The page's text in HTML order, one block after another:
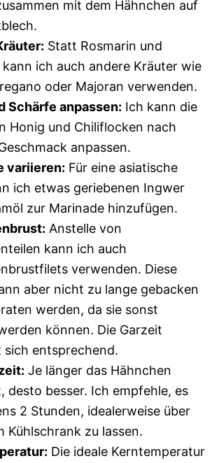
mit dem Hähnchen auf
Statt Rosmarin und
ich auch andere Kräuter wie
oder Majoran verwenden.
Schärfe anpassen: Ich kann die
Honig und Chiliflocken nach
anpassen.
variieren: Für eine asiatische
ich etwas geriebenen Ingwer
zur Marinade hinzufügen.
Anstelle von
kann ich auch
verwenden. Diese
aber nicht zu lange gebacken
werden, da sie sonst
können. Die Garzeit
sich entsprechend.
Je länger das Hähnchen
desto besser. Ich empfehle, es
2 Stunden, idealerweise über
Kühlschrank zu lassen.
Die ideale Kerntemperatur